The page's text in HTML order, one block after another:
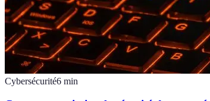
Cybersécurité6 min